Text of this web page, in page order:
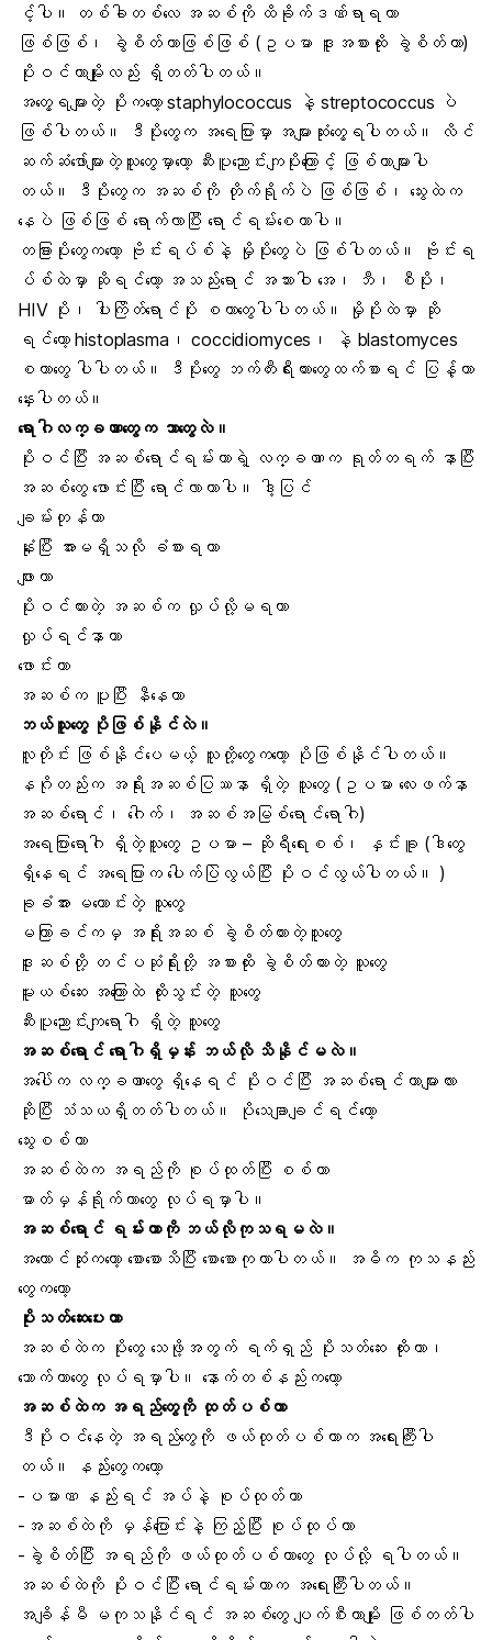
င့်ပါ။ တစ်ခါတစ်လေ အဆစ်ကို ထိခိုက်ဒဏ်ရာရတာ
ဖြစ်ဖြစ်၊ ခွဲစိတ်တာဖြစ်ဖြစ် (ဥပမာ ဒူးအစားထိုး ခွဲစိတ်တာ)
ပိုးဝင်တာမျိုးလည်း ရှိတတ်ပါတယ်။
အတွေ့ရများတဲ့ ပိုးကတော့staphylococcus နဲ့ streptococcus ပဲ
ဖြစ်ပါတယ်။ ဒီပိုးတွေက အရေပြားမှာ အများဆုံးတွေ့ရပါတယ်။ လိင်
ဆက်ဆံဖော်များတဲ့သူတွေမှာတော့ ဆီးပူညောင်းကျပိုးကြောင့် ဖြစ်တာများပါ
တယ်။ ဒီပိုးတွေက အဆစ်ကို တိုက်ရိုက်ပဲ ဖြစ်ဖြစ်၊ သွေးထဲက
နေပဲ ဖြစ်ဖြစ် ရောက်လာပြီး ရောင်ရမ်းစေတာပါ။
တခြားပိုးတွေကတော့ ဗိုင်းရပ်စ်နဲ့ မှိုပိုးတွေပဲ ဖြစ်ပါတယ်။ ဗိုင်းရ
ပ်စ်ထဲမှာ ဆိုရင်တော့အသည်းရောင် အသားဝါ အေ၊ ဘီ၊ စီပိုး၊
HIVပိုး၊ ပါးကြိတ်ရောင်ပိုး စတာတွေပါပါတယ်။ မှိုပိုးထဲမှာ ဆို
ရင်တော့ histoplasma၊ coccidiomyces၊ နဲ့ blastomyces
စတာတွေ ပါပါတယ်။ ဒီပိုးတွေ ဘက်တီးရီးယားတွေထက်စာရင် ပြန့်တာ
နှေးပါတယ်။
ရောဂါလက္ခဏာတွေက ဘာတွေလဲ။
ပိုးဝင်ပြီး အဆစ်ရောင်ရမ်းတာရဲ့ လက္ခဏာက ရုတ်တရက် နာပြီး
အဆစ်တွေ ဖောင်းပြီး ရောင်လာတာပါ။ ဒါ့ပြင်
ချမ်းတုန်တာ
နုံးပြီး အားမရှိသလို ခံစားရတာ
ဖျားတာ
ပိုးဝင်ထားတဲ့ အဆစ်က လှုပ်လို့မရတာ
လှုပ်ရင်နာတာ
ဖောင်းတာ
အဆစ်က ပူပြီး နီနေတာ
ဘယ်သူတွေ ပိုဖြစ်နိုင်လဲ။
လူတိုင်း ဖြစ်နိုင်ပေမယ့် သူတို့တွေကတော့ ပိုဖြစ်နိုင်ပါတယ်။
နဂိုတည်းက အရိုးအဆစ်ပြဿနာ ရှိတဲ့ သူတွေ (ဥပမာ လေးဖက်နာ
အဆစ်ရောင် ၊ ဂေါက်၊ အဆစ်အမြစ်ရောင်ရောဂါ)
အရေပြားရောဂါ ရှိတဲ့သူတွေ ဥပမာ – ဆိုရီရေးစစ်၊ နှင်းခူ (ဒါတွေ
ရှိနေရင် အရေပြားက ပေါက်ပြဲလွယ်ပြီး ပိုးဝင်လွယ်ပါတယ်။ )
ခုခံအား မကောင်းတဲ့ သူတွေ
မကြာခင်ကမှ အရိုးအဆစ် ခွဲစိတ်ထားတဲ့သူတွေ
ဒူးဆစ်တို့ တင်ပဆုံရိုးတို့ အစားထိုး ခွဲစိတ်ထားတဲ့ သူတွေ
မူးယစ်ဆေး အကြောထဲ ထိုးသွင်းတဲ့ သူတွေ
ဆီးပူညောင်းကျရောဂါ ရှိတဲ့ သူတွေ
အဆစ်ရောင် ရောဂါရှိမှန်း ဘယ်လို သိနိုင်မလဲ။
အပေါ်က လက္ခဏာတွေ ရှိနေရင် ပိုးဝင်ပြီး အဆစ်ရောင်တာများလား
ဆိုပြီး သံသယရှိတတ်ပါတယ်။ ပိုသေချာချင်ရင်တော့
သွေးစစ်တာ
အဆစ်ထဲက အရည်ကို စုပ်ထုတ်ပြီး စစ်တာ
ဓာတ်မှန်ရိုက်တာတွေ လုပ်ရမှာပါ။
အဆစ်ရောင် ရမ်းတာကို ဘယ်လိုကုသရမလဲ။
အကောင်ဆုံးကတော့ စောစောသိပြီး စောစောကုတာပါတယ်။ အဓိက ကုသနည်း
တွေကတော့
ပိုးသတ်ဆေးပေးတာ
အဆစ်ထဲက ပိုးတွေ သေဖို့အတွက် ရက်ရှည် ပိုးသတ်ဆေး ထိုးတာ၊
သောက်တာတွေ လုပ်ရမှာပါ။ နောက်တစ်နည်းကတော့
အဆစ်ထဲက အရည်တွေကို ထုတ်ပစ်တာ
ဒီပိုးဝင်နေတဲ့ အရည်တွေကို ဖယ်ထုတ်ပစ်တာက အရေးကြီးပါ
တယ်။ နည်းတွေကတော့
-ပမာဏ နည်းရင် အပ်နဲ့ စုပ်ထုတ်တာ
-အဆစ်ထဲကို မှန်ပြောင်းနဲ့ ကြည့်ပြီး စုပ်ထုပ်တာ
-ခွဲစိတ်ပြီး အရည်ကို ဖယ်ထုတ်ပစ်တာတွေ လုပ်လို့ ရပါတယ်။
အဆစ်ထဲကို ပိုးဝင်ပြီး ရောင်ရမ်းတာက အရေးကြီးပါတယ်။
အချိန်မီ မကုသနိုင်ရင် အဆစ်တွေ ပျက်စီးတာမျိုး ဖြစ်တတ်ပါ